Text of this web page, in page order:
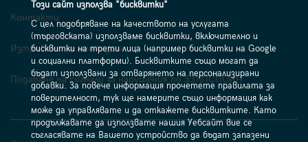
Контакти
Изтриване на лични данни
Подаване на сигнали за нарушения по ЗЗЛПСПОИН
Този сайт използва "бисквитки"
С цел подобряване на качеството на услугата
(търговската) използваме бисквитки, включително и
бисквитки на трети лица (например бисквитки на Google
и социални платформи). Бисквитките също могат да
бъдат използвани за отварянето на персонализирани
добавки. За повече информация прочетете правилата за
поверителност, тук ще намерите също информация как
може да управлявате и да откажете бисквитките. Като
продължавате да използвате нашия Уебсайт вие се
съгласявате на Вашето устройство да бъдат запазени